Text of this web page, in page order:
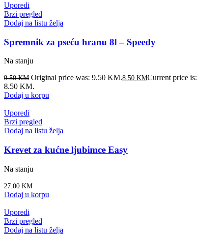
Uporedi
Brzi pregled
Dodaj na listu želja
Spremnik za pseću hranu 8l – Speedy
Na stanju
9.50KM Original price was: 9.50 KM.8.50 KMCurrent price is:
8.50 KM.
Dodaj u korpu
Uporedi
Brzi pregled
Dodaj na listu želja
Krevet za kućne ljubimce Easy
Na stanju
27.00 KM
Dodaj u korpu
Uporedi
Brzi pregled
Dodaj na listu želja